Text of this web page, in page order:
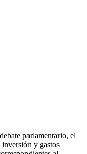
parlamentario, el
y gastos